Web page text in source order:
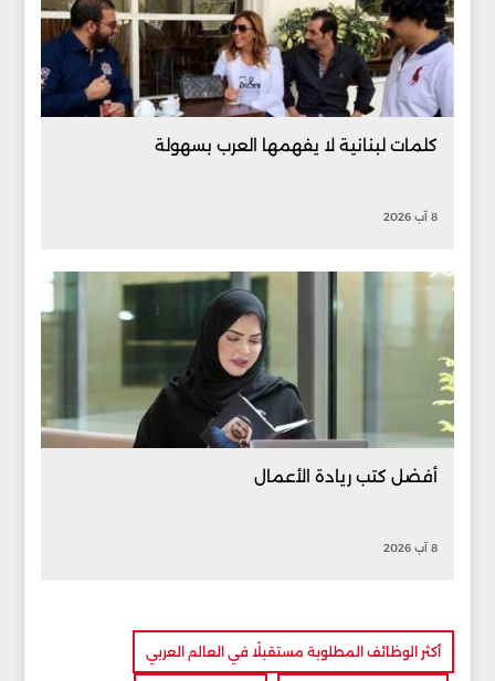
كلمات لبنانية لا يفهمها العرب بسهولة
8 آب 2026
أفضل كتب ريادة الأعمال
8 آب 2026
أكثر الوظائف المطلوبة مستقبلًا في العالم العربي